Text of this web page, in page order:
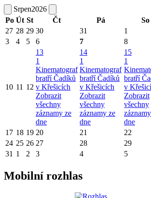
Srpen2026
Po Út St Čt Pá So
27 28 29 30 31 1
3
4 5 6 7 8
10 11 12
13
1
Kinematograf
bratří Čadíků
v Křešicích
Zobrazit
všechny
záznamy ze
dne
14
1
Kinematograf
bratří Čadíků
v Křešicích
Zobrazit
všechny
záznamy ze
dne
15
1
bratří
v
Zobrazit
všechny
dne
17 18 19 20 21 22
24 25 26 27 28 29
31 1 2 3 4 5
Mobilní rozhlas